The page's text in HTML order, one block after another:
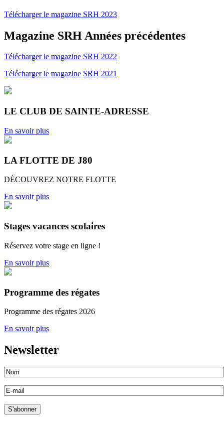
Télécharger le magazine SRH 2023
Magazine SRH Années précédentes
Télécharger le magazine SRH 2022
Télécharger le magazine SRH 2021
LE CLUB DE SAINTE-ADRESSE
En savoir plus
LA FLOTTE DE J80
DÉCOUVREZ NOTRE FLOTTE
En savoir plus
Stages vacances scolaires
Réservez votre stage en ligne !
En savoir plus
Programme des régates
Programme des régates 2026
En savoir plus
Newsletter